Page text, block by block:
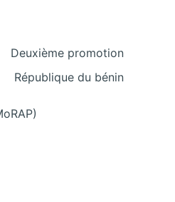
Deuxième promotion
République du bénin